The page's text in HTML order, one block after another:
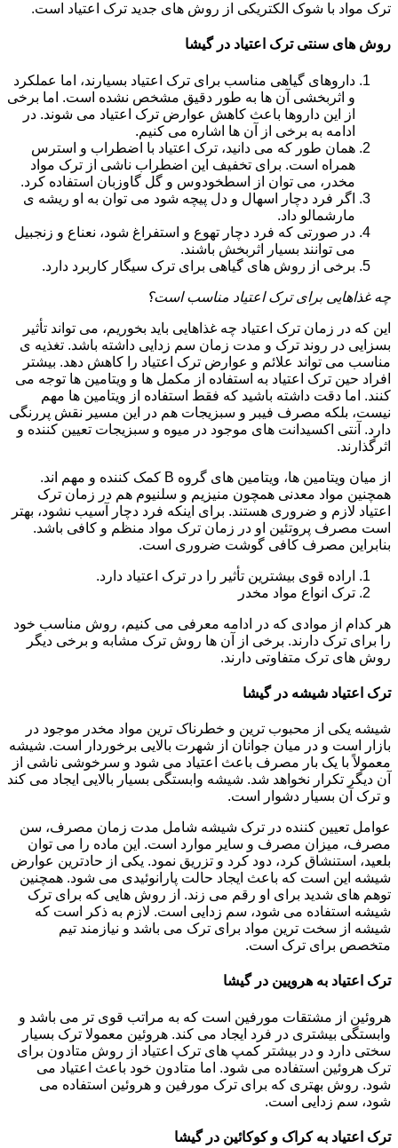
ترک مواد با شوک الکتریکی از روش های جدید ترک اعتیاد است.
روش های سنتی ترک اعتیاد در گیشا
داروهای گیاهی مناسب برای ترک اعتیاد بسیارند، اما عملکرد
و اثربخشی آن ها به طور دقیق مشخص نشده است. اما برخی
از این داروها باعث کاهش عوارض ترک اعتیاد می شوند. در
ادامه به برخی از آن ها اشاره می کنیم.
همان طور که می دانید، ترک اعتیاد با اضطراب و استرس
همراه است. برای تخفیف این اضطراب ناشی از ترک مواد
مخدر، می توان از اسطخودوس و گل گاوزبان استفاده کرد.
اگر فرد دچار اسهال و دل پیچه شود می توان به او ریشه ی
مارشمالو داد.
در صورتی که فرد دچار تهوع و استفراغ شود، نعناع و زنجبیل
می توانند بسیار اثربخش باشند.
برخی از روش های گیاهی برای ترک سیگار کاربرد دارد.
چه غذاهایی برای ترک اعتیاد مناسب است؟
این که در زمان ترک اعتیاد چه غذاهایی باید بخوریم، می تواند تأثیر
بسزایی در روند ترک و مدت زمان سم زدایی داشته باشد. تغذیه ی
مناسب می تواند علائم و عوارض ترک اعتیاد را کاهش دهد. بیشتر
افراد حین ترک اعتیاد به استفاده از مکمل ها و ویتامین ها توجه می
کنند. اما دقت داشته باشید که فقط استفاده از ویتامین ها مهم
نیست، بلکه مصرف فیبر و سبزیجات هم در این مسیر نقش پررنگی
دارد. آنتی اکسیدانت های موجود در میوه و سبزیجات تعیین کننده و
اثرگذارند.
از میان ویتامین ها، ویتامین های گروه B کمک کننده و مهم اند.
همچنین مواد معدنی همچون منیزیم و سلنیوم هم در زمان ترک
اعتیاد لازم و ضروری هستند. برای اینکه فرد دچار آسیب نشود، بهتر
است مصرف پروتئین او در زمان ترک مواد منظم و کافی باشد.
بنابراین مصرف کافی گوشت ضروری است.
اراده قوی بیشترین تأثیر را در ترک اعتیاد دارد.
ترک انواع مواد مخدر
هر کدام از موادی که در ادامه معرفی می کنیم، روش مناسب خود
را برای ترک دارند. برخی از آن ها روش ترک مشابه و برخی دیگر
روش های ترک متفاوتی دارند.
ترک اعتیاد شیشه در گیشا
شیشه یکی از محبوب ترین و خطرناک ترین مواد مخدر موجود در
بازار است و در میان جوانان از شهرت بالایی برخوردار است. شیشه
معمولاً با یک بار مصرف باعث اعتیاد می شود و سرخوشی ناشی از
آن دیگر تکرار نخواهد شد. شیشه وابستگی بسیار بالایی ایجاد می کند
و ترک آن بسیار دشوار است.
عوامل تعیین کننده در ترک شیشه شامل مدت زمان مصرف، سن
مصرف، میزان مصرف و سایر موارد است. این ماده را می توان
بلعید، استنشاق کرد، دود کرد و تزریق نمود. یکی از حادترین عوارض
شیشه این است که باعث ایجاد حالت پارانوئیدی می شود. همچنین
توهم های شدید برای او رقم می زند. از روش هایی که برای ترک
شیشه استفاده می شود، سم زدایی است. لازم به ذکر است که
شیشه از سخت ترین مواد برای ترک می باشد و نیازمند تیم
متخصص برای ترک است.
ترک اعتیاد به هرویین در گیشا
هروئین از مشتقات مورفین است که به مراتب قوی تر می باشد و
وابستگی بیشتری در فرد ایجاد می کند. هروئین معمولا ترک بسیار
سختی دارد و در بیشتر کمپ های ترک اعتیاد از روش متادون برای
ترک هروئین استفاده می شود. اما متادون خود باعث اعتیاد می
شود. روش بهتری که برای ترک مورفین و هروئین استفاده می
شود، سم زدایی است.
ترک اعتیاد به کراک و کوکائین در گیشا